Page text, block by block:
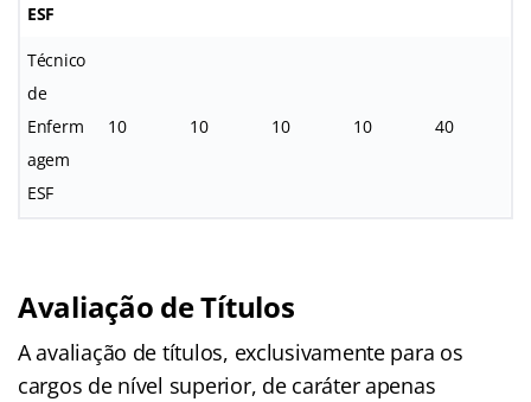
ESF
Técnico
de
Enferm
agem
ESF
10 10 10 10 40
Avaliação de Títulos
A avaliação de títulos, exclusivamente para os
cargos de nível superior, de caráter apenas